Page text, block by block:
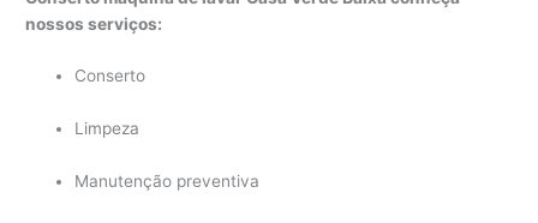
nossos serviços:
Conserto
Limpeza
Manutenção preventiva